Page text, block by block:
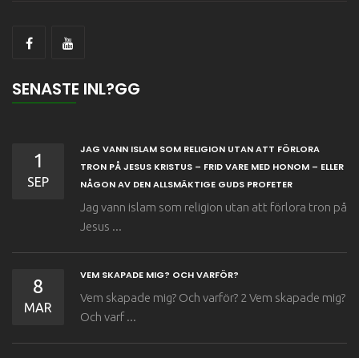
SENASTE INL?GG
1
SEP
JAG VANN ISLAM SOM RELIGION UTAN ATT FÖRLORA
TRON PÅ JESUS KRISTUS – FRID VARE MED HONOM – ELLER
NÅGON AV DEN ALLSMÄKTIGE GUDS PROFETER
Jag vann islam som religion utan att förlora tron på
Jesus ...
8
MAR
VEM SKAPADE MIG? OCH VARFÖR?
Vem skapade mig? Och varför? 2 Vem skapade mig?
Och varf ...